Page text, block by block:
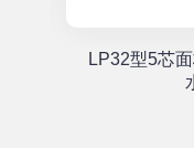
LP32型5芯